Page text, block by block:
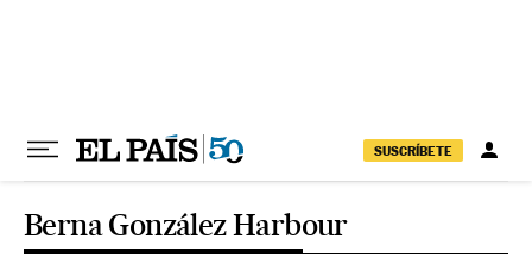
SUSCRÍBETE
Berna González Harbour